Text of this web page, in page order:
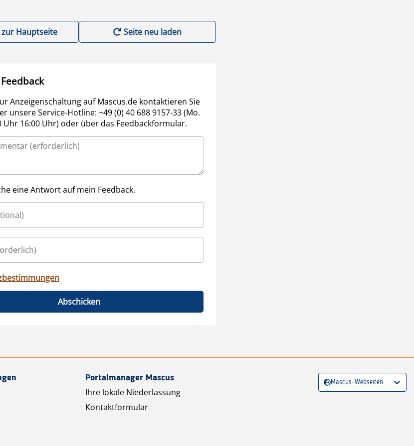
Hauptseite Seite neu laden
Anzeigenschaltung auf Mascus.de kontaktieren Sie
unsere Service-Hotline: +49 (0) 40 688 9157-33 (Mo.
Uhr 16:00 Uhr) oder über das Feedbackformular.
eine Antwort auf mein Feedback.
Abschicken
Portalmanager Mascus
Ihre lokale Niederlassung
Kontaktformular
Mascus-Webseiten